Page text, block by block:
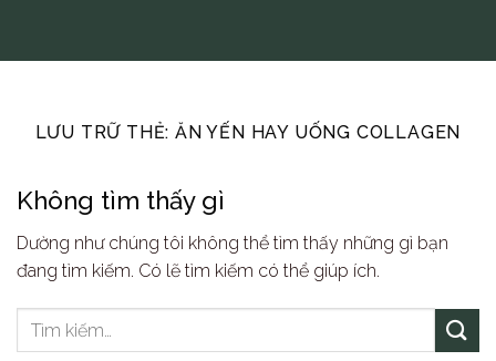
LƯU TRỮ THẺ:ĂN YẾN HAY UỐNG COLLAGEN
Không tìm thấy gì
Dường như chúng tôi không thể tìm thấy những gì bạn
đang tìm kiếm. Có lẽ tìm kiếm có thể giúp ích.